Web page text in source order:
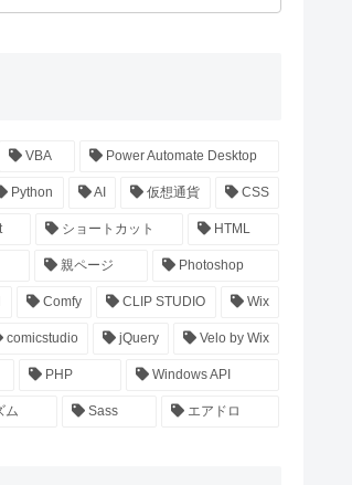
VBA Power Automate Desktop
Python AI 仮想通貨 CSS
ショートカット HTML
親ページ Photoshop
Comfy CLIP STUDIO Wix
comicstudio jQuery Velo by Wix
PHP Windows API
ム Sass エアドロ